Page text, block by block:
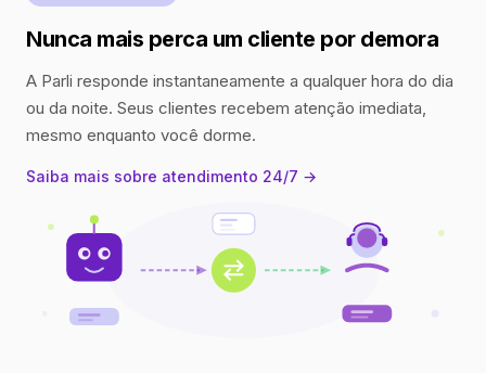
Nunca mais perca um cliente por demora
A Parli responde instantaneamente a qualquer hora do dia
ou da noite. Seus clientes recebem atenção imediata,
mesmo enquanto você dorme.
Saiba mais sobre atendimento 24/7 →